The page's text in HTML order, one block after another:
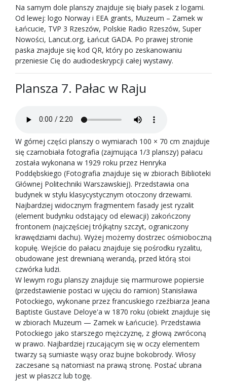
Na samym dole planszy znajduje się biały pasek z logami.
Od lewej: logo Norway i EEA grants, Muzeum – Zamek w
Łańcucie, TVP 3 Rzeszów, Polskie Radio Rzeszów, Super
Nowości, Lancut.org, Łańcut GADA. Po prawej stronie
paska znajduje się kod QR, który po zeskanowaniu
przeniesie Cię do audiodeskrypcji całej wystawy.
Plansza 7. Pałac w Raju
W górnej części planszy o wymiarach 100 × 70 cm znajduje
się czarnobiała fotografia (zajmująca 1/3 planszy) pałacu
została wykonana w 1929 roku przez Henryka
Poddębskiego (Fotografia znajduje się w zbiorach Biblioteki
Głównej Politechniki Warszawskiej). Przedstawia ona
budynek w stylu klasycystycznym otoczony drzewami.
Najbardziej widocznym fragmentem fasady jest ryzalit
(element budynku odstający od elewacji) zakończony
frontonem (najczęściej trójkątny szczyt, ograniczony
krawędziami dachu). Wyżej możemy dostrzec ośmioboczną
kopułę. Wejście do pałacu znajduje się pośrodku ryzalitu,
obudowane jest drewnianą werandą, przed którą stoi
czwórka ludzi.
W lewym rogu planszy znajduje się marmurowe popiersie
(przedstawienie postaci w ujęciu do ramion) Stanisława
Potockiego, wykonane przez francuskiego rzeźbiarza Jeana
Baptiste Gustave Deloye'a w 1870 roku (obiekt znajduje się
w zbiorach Muzeum — Zamek w Łańcucie). Przedstawia
Potockiego jako starszego mężczyznę, z głową zwróconą
w prawo. Najbardziej rzucającym się w oczy elementem
twarzy są sumiaste wąsy oraz bujne bokobrody. Włosy
zaczesane są natomiast na prawą stronę. Postać ubrana
jest w płaszcz lub togę.